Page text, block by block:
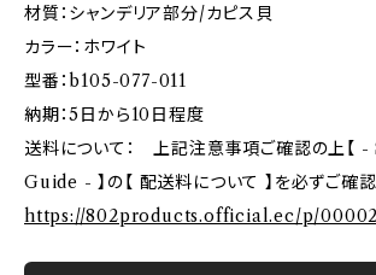
材質：シャンデリア部分/カピス貝
カラー：ホワイト
型番：b105-077-011
納期：5日から10日程度
送料について： 上記注意事項ご確認の上【
Guide - 】の【 配送料について 】を必ずご確認
https://802products.official.ec/p/00002